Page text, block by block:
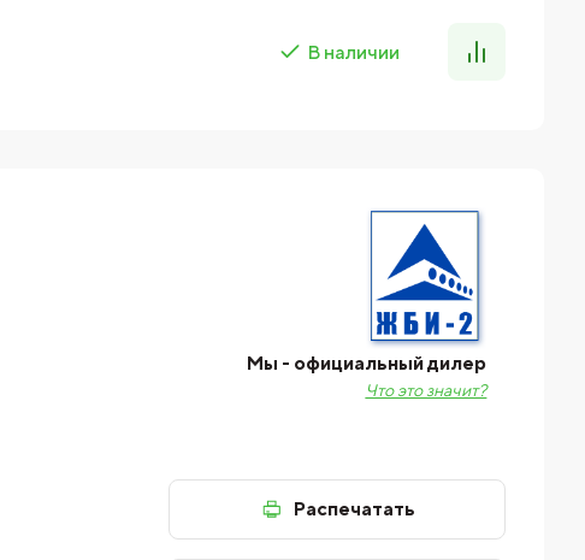
В наличии
Мы - официальный дилер
Что это значит?
Распечатать